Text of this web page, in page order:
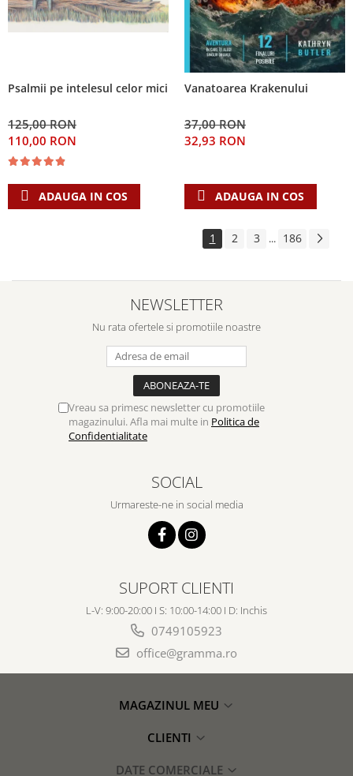
Psalmii pe intelesul celor mici
125,00 RON
110,00 RON
ADAUGA IN COS
Vanatoarea Krakenului
37,00 RON
32,93 RON
ADAUGA IN COS
1 2 3 ... 186
NEWSLETTER
Nu rata ofertele si promotiile noastre
Vreau sa primesc newsletter cu promotiile
magazinului. Afla mai multe in Politica de
Confidentialitate
SOCIAL
Urmareste-ne in social media
SUPORT CLIENTI
L-V: 9:00-20:00 I S: 10:00-14:00 I D: Inchis
0749105923
office@gramma.ro
MAGAZINUL MEU
CLIENTI
DATE COMERCIALE